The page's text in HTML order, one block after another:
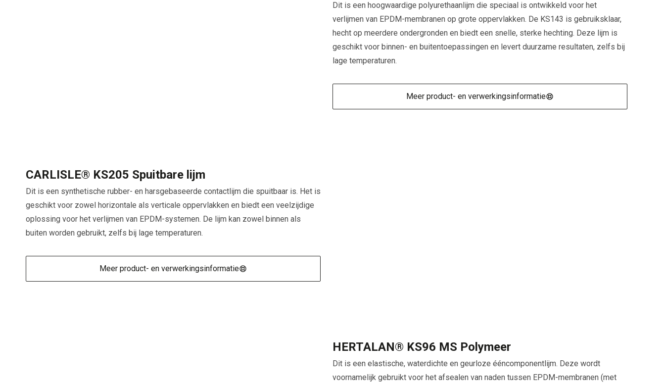
Dit is een hoogwaardige polyurethaanlijm die speciaal is ontwikkeld voor het
verlijmen van EPDM-membranen op grote oppervlakken. De KS143 is gebruiksklaar,
hecht op meerdere ondergronden en biedt een snelle, sterke hechting. Deze lijm is
geschikt voor binnen- en buitentoepassingen en levert duurzame resultaten, zelfs bij
lage temperaturen.​
Meer product- en verwerkingsinformatie
CARLISLE® KS205 Spuitbare lijm
Dit is een synthetische rubber- en harsgebaseerde contactlijm die spuitbaar is. Het is
geschikt voor zowel horizontale als verticale oppervlakken en biedt een veelzijdige
oplossing voor het verlijmen van EPDM-systemen. De lijm kan zowel binnen als
buiten worden gebruikt, zelfs bij lage temperaturen.
Meer product- en verwerkingsinformatie
HERTALAN® KS96 MS Polymeer
Dit is een elastische, waterdichte en geurloze ééncomponentlijm. Deze wordt
voornamelijk gebruikt voor het afsealen van naden tussen EPDM-membranen (met